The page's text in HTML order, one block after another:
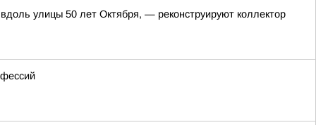
улицы 50 лет Октября, — реконструируют коллектор